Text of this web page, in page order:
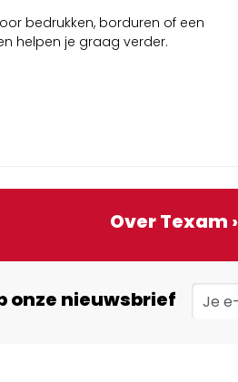
bedrukken, borduren of een
helpen je graag verder.
Over Texam ›
onze nieuwsbrief